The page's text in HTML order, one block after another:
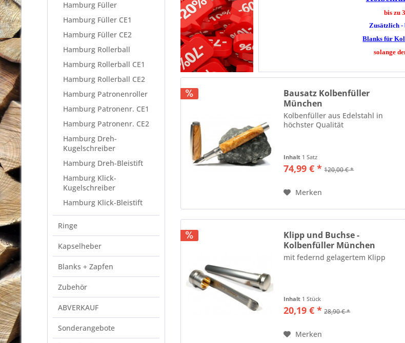
Hamburg Füller
Hamburg Füller CE1
Hamburg Füller CE2
Hamburg Rollerball
Hamburg Rollerball CE1
Hamburg Rollerball CE2
Hamburg Patronenroller
Hamburg Patronenr. CE1
Hamburg Patronenr. CE2
Hamburg Dreh-
Kugelschreiber
Hamburg Dreh-Bleistift
Hamburg Klick-
Kugelschreiber
Hamburg Klick-Bleistift
Ringe
Kapselheber
Blanks + Zapfen
Zubehör
ABVERKAUF
Sonderangebote
bis zu
Zusätzlich -
Blanks für
solange
Bausatz Kolbenfüller
München
Kolbenfüller aus Edelstahl in
höchster Qualität
Inhalt 1 Satz
74,99 € * 120,00 € *
Merken
Klipp und Buchse -
Kolbenfüller München
mit federnd gelagertem Klipp
Inhalt 1 Stück
20,19 € * 28,90 € *
Merken